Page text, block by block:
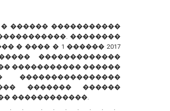
������ �����������
��������
� ���� � 1 ������ 2017
�������������
����������� ������
����������������
������� ������
������������.